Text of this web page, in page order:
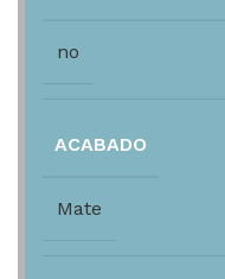
no
ACABADO
Mate